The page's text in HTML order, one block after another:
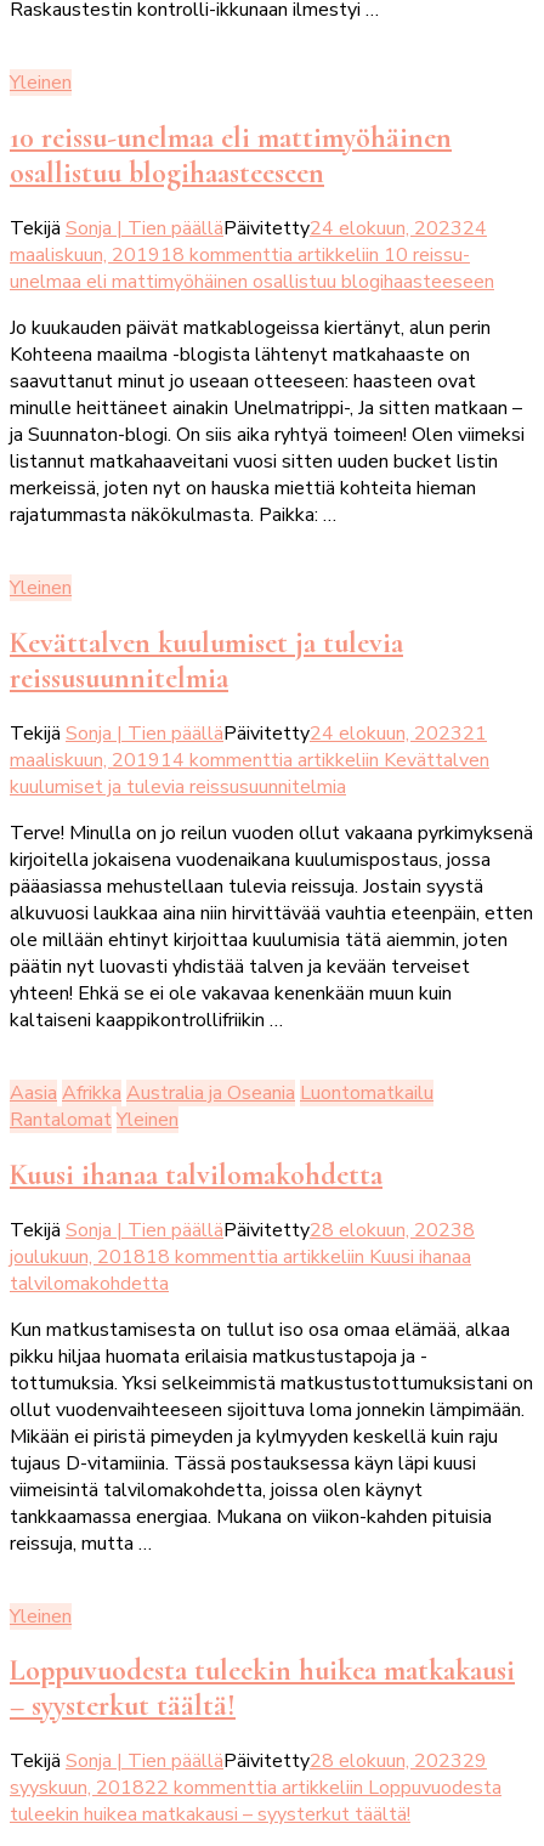
Raskaustestin kontrolli-ikkunaan ilmestyi …
Yleinen
10 reissu-unelmaa eli mattimyöhäinen
osallistuu blogihaasteeseen
Tekijä Sonja | Tien päälläPäivitetty24 elokuun, 202324
maaliskuun, 201918 kommenttia artikkeliin 10 reissu-
unelmaa eli mattimyöhäinen osallistuu blogihaasteeseen
Jo kuukauden päivät matkablogeissa kiertänyt, alun perin
Kohteena maailma -blogista lähtenyt matkahaaste on
saavuttanut minut jo useaan otteeseen: haasteen ovat
minulle heittäneet ainakin Unelmatrippi-, Ja sitten matkaan –
ja Suunnaton-blogi. On siis aika ryhtyä toimeen! Olen viimeksi
listannut matkahaaveitani vuosi sitten uuden bucket listin
merkeissä, joten nyt on hauska miettiä kohteita hieman
rajatummasta näkökulmasta. Paikka: …
Yleinen
Kevättalven kuulumiset ja tulevia
reissusuunnitelmia
Tekijä Sonja | Tien päälläPäivitetty24 elokuun, 202321
maaliskuun, 201914 kommenttia artikkeliin Kevättalven
kuulumiset ja tulevia reissusuunnitelmia
Terve! Minulla on jo reilun vuoden ollut vakaana pyrkimyksenä
kirjoitella jokaisena vuodenaikana kuulumispostaus, jossa
pääasiassa mehustellaan tulevia reissuja. Jostain syystä
alkuvuosi laukkaa aina niin hirvittävää vauhtia eteenpäin, etten
ole millään ehtinyt kirjoittaa kuulumisia tätä aiemmin, joten
päätin nyt luovasti yhdistää talven ja kevään terveiset
yhteen! Ehkä se ei ole vakavaa kenenkään muun kuin
kaltaiseni kaappikontrollifriikin …
Aasia Afrikka Australia ja Oseania Luontomatkailu
Rantalomat Yleinen
Kuusi ihanaa talvilomakohdetta
Tekijä Sonja | Tien päälläPäivitetty28 elokuun, 20238
joulukuun, 201818 kommenttia artikkeliin Kuusi ihanaa
talvilomakohdetta
Kun matkustamisesta on tullut iso osa omaa elämää, alkaa
pikku hiljaa huomata erilaisia matkustustapoja ja -
tottumuksia. Yksi selkeimmistä matkustustottumuksistani on
ollut vuodenvaihteeseen sijoittuva loma jonnekin lämpimään.
Mikään ei piristä pimeyden ja kylmyyden keskellä kuin raju
tujaus D-vitamiinia. Tässä postauksessa käyn läpi kuusi
viimeisintä talvilomakohdetta, joissa olen käynyt
tankkaamassa energiaa. Mukana on viikon-kahden pituisia
reissuja, mutta …
Yleinen
Loppuvuodesta tuleekin huikea matkakausi
– syysterkut täältä!
Tekijä Sonja | Tien päälläPäivitetty28 elokuun, 202329
syyskuun, 201822 kommenttia artikkeliin Loppuvuodesta
tuleekin huikea matkakausi – syysterkut täältä!